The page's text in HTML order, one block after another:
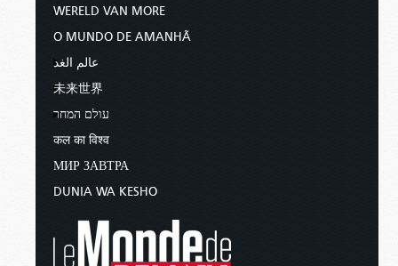
WERELD VAN MORE
O MUNDO DE AMANHÃ
عالم الغد
未来世界
עולם המחר
कल का विश्व
МИР ЗАВТРА
DUNIA WA KESHO